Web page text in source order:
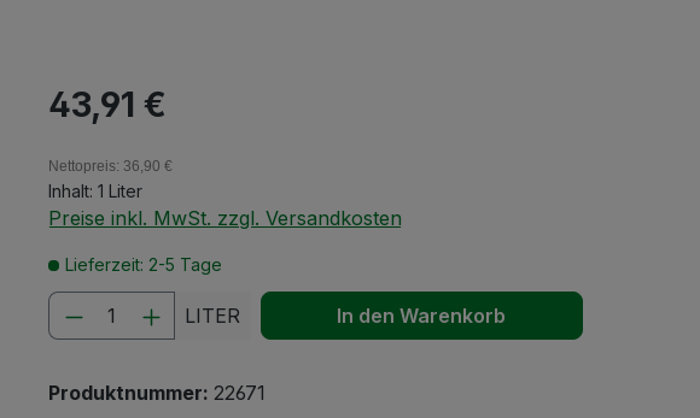
Regulärer Preis:
43,91 €
Nettopreis: 36,90 €
Inhalt: 1 Liter
Preise inkl. MwSt. zzgl. Versandkosten
Lieferzeit: 2-5 Tage
Produkt Anzahl: Gib den gewünschten Wert
LITER In den Warenkorb
Produktnummer: 22671